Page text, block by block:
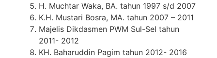
H. Muchtar Waka, BA. tahun 1997 s/d 2007
K.H. Mustari Bosra, MA. tahun 2007 – 2011
Majelis Dikdasmen PWM Sul-Sel tahun
2011- 2012
KH. Baharuddin Pagim tahun 2012- 2016